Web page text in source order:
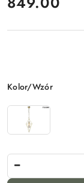
Wariant
Kolor/Wzór